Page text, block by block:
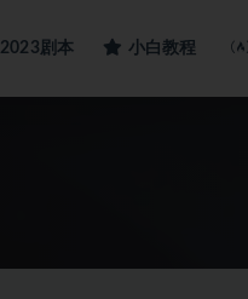
2023剧本 小白教程